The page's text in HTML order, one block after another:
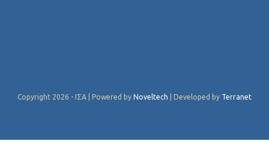
Copyright 2026 - ΙΣΑ | Powered by Noveltech | Developed by Terranet